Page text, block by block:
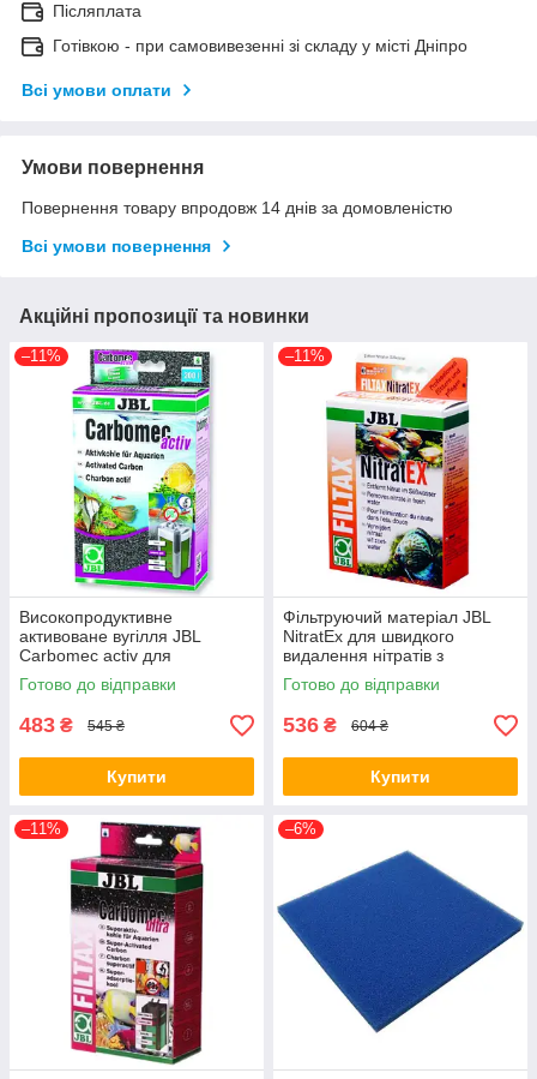
Післяплата
Готівкою - при самовивезенні зі складу у місті Дніпро
Всі умови оплати
Умови повернення
Повернення товару впродовж 14 днів за домовленістю
Всі умови повернення
Акційні пропозиції та новинки
–11%
Високопродуктивне
активоване вугілля JBL
Carbomec activ для
прісноводних акваріумів, 400
г (*)
Готово до відправки
483 ₴ 545 ₴
Купити
–11%
Фільтруючий матеріал JBL
NitratEx для швидкого
видалення нітратів з
акваріумний води. 250 мл (*)
Готово до відправки
536 ₴ 604 ₴
Купити
–11% –6%